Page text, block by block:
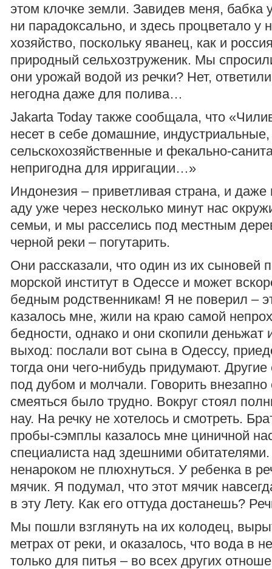
этом клочке земли. Завидев меня, бабка
ни парадоксально, и здесь процветало у
хозяйство, поскольку яванец, как и
природный сельхозтруженик. Мы
они урожай водой из речки? Нет,
негодна даже для полива…
Jakarta Today также сообщала, что
несет в себе домашние, индустриальные,
сельскохозяйственные и фекально-
непригодна для ирригации…»
Индонезия – приветливая страна, и даже
аду уже через несколько минут нас
семьи, и мы расселись под местным
черной реки – погутарить.
Они рассказали, что один из их сыновей
морской институт в Одессе и может
бедным родственникам! Я не поверил –
казалось мне, жили на краю самой
бедности, однако и они скопили деньжат
выход: послали вот сына в Одессу,
тогда они чего-нибудь придумают.
под дубом и молчали. Говорить внезапно
смеяться было трудно. Вокруг стоял
нау. На речку не хотелось и смотреть.
пробы-сэмплы казалось мне циничной
специалиста над здешними
ненароком не плюхнуться. У ребенка в
мячик. Я подумал, что этот мячик
в эту Лету. Как его оттуда достанешь?
Мы пошли взглянуть на их колодец,
метрах от реки, и оказалось, что вода в
только для питья – во всех других